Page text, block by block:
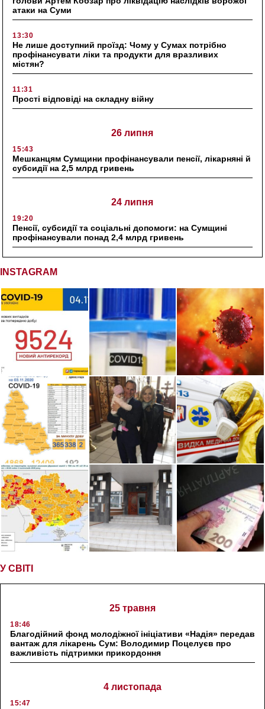
атаки на Суми
13:30
Не лише доступний проїзд: Чому у Сумах потрібно
профінансувати ліки та продукти для вразливих
містян?
11:31
Прості відповіді на складну війну
26 липня
15:43
Мешканцям Сумщини профінансували пенсії, лікарняні й
субсидії на 2,5 млрд гривень
24 липня
19:20
Пенсії, субсидії та соціальні допомоги: на Сумщині
профінансували понад 2,4 млрд гривень
INSTAGRAM
У СВІТІ
25 травня
18:46
Благодійний фонд молодіжної ініціативи «Надія» передав
вантаж для лікарень Сум: Володимир Поцелуєв про
важливість підтримки прикордоння
4 листопада
15:47